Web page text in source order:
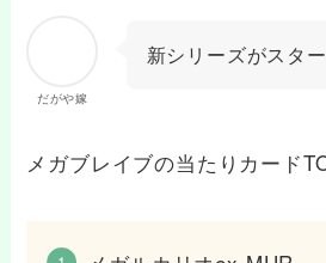
だがや嫁
新シリーズがスター
メガブレイブの当たりカード